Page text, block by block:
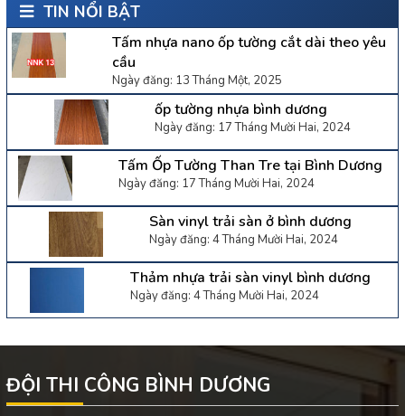
TIN NỔI BẬT
Tấm nhựa nano ốp tường cắt dài theo yêu
cầu
Ngày đăng: 13 Tháng Một, 2025
ốp tường nhựa bình dương
Ngày đăng: 17 Tháng Mười Hai, 2024
Tấm Ốp Tường Than Tre tại Bình Dương
Ngày đăng: 17 Tháng Mười Hai, 2024
Sàn vinyl trải sàn ở bình dương
Ngày đăng: 4 Tháng Mười Hai, 2024
Thảm nhựa trải sàn vinyl bình dương
Ngày đăng: 4 Tháng Mười Hai, 2024
ĐỘI THI CÔNG BÌNH DƯƠNG